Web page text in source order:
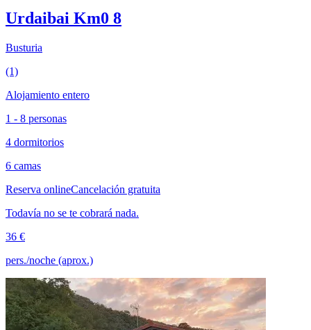
Urdaibai Km0 8
Busturia
(1)
Alojamiento entero
1 - 8 personas
4 dormitorios
6 camas
Reserva onlineCancelación gratuita
Todavía no se te cobrará nada.
36 €
pers./noche (aprox.)